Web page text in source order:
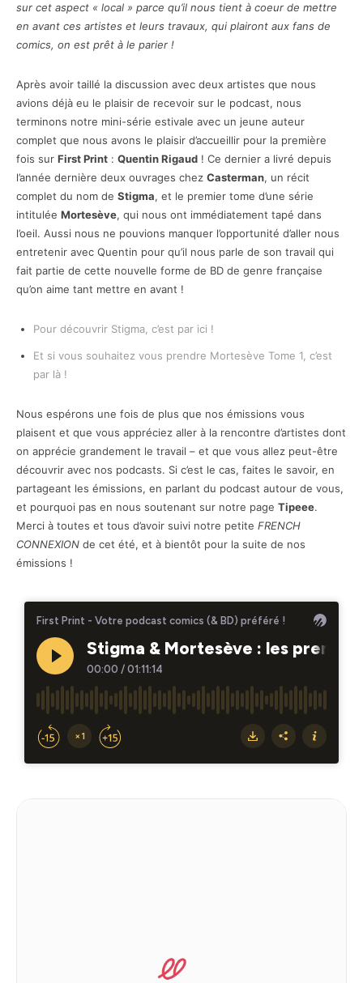
sur cet aspect « local » parce qu’il nous tient à coeur de mettre
en avant ces artistes et leurs travaux, qui plairont aux fans de
comics, on est prêt à le parier !
Après avoir taillé la discussion avec deux artistes que nous
avions déjà eu le plaisir de recevoir sur le podcast, nous
terminons notre mini-série estivale avec un jeune auteur
complet que nous avons le plaisir d’accueillir pour la première
fois sur First Print : Quentin Rigaud ! Ce dernier a livré depuis
l’année dernière deux ouvrages chez Casterman, un récit
complet du nom de Stigma, et le premier tome d’une série
intitulée Mortesève, qui nous ont immédiatement tapé dans
l’oeil. Aussi nous ne pouvions manquer l’opportunité d’aller nous
entretenir avec Quentin pour qu’il nous parle de son travail qui
fait partie de cette nouvelle forme de BD de genre française
qu’on aime tant mettre en avant !
Pour découvrir Stigma, c’est par ici !
Et si vous souhaitez vous prendre Mortesève Tome 1, c’est
par là !
Nous espérons une fois de plus que nos émissions vous
plaisent et que vous appréciez aller à la rencontre d’artistes dont
on apprécie grandement le travail – et que vous allez peut-être
découvrir avec nos podcasts. Si c’est le cas, faites le savoir, en
partageant les émissions, en parlant du podcast autour de vous,
et pourquoi pas en nous soutenant sur notre page Tipeee.
Merci à toutes et tous d’avoir suivi notre petite FRENCH
CONNEXION de cet été, et à bientôt pour la suite de nos
émissions !